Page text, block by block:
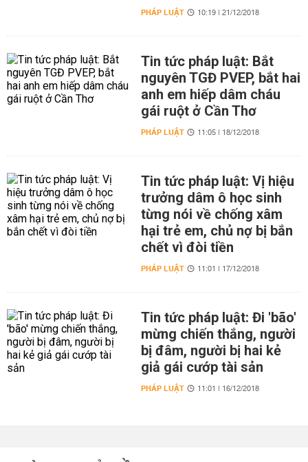
PHÁP LUẬT 10:19 | 21/12/2018
Tin tức pháp luật: Bắt
nguyên TGĐ PVEP, bắt hai
anh em hiếp dâm cháu
gái ruột ở Cần Thơ
PHÁP LUẬT 11:05 | 18/12/2018
Tin tức pháp luật: Vị hiệu
trưởng dâm ô học sinh
từng nói về chống xâm
hại trẻ em, chủ nợ bị bắn
chết vì đòi tiền
PHÁP LUẬT 11:01 | 17/12/2018
Tin tức pháp luật: Đi 'bão'
mừng chiến thắng, người
bị đâm, người bị hai kẻ
giả gái cướp tài sản
PHÁP LUẬT 11:01 | 16/12/2018